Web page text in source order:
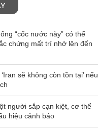
“cốc nước này” có thể
chứng mất trí nhớ lên đến
sẽ không còn tồn tại’ nếu
người sắp cạn kiệt, cơ thể
hiệu cảnh báo